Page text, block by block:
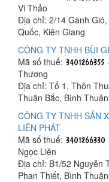
Vi Thảo
Địa chỉ: 2/14 Gành
Quốc, Kiên Giang
CÔNG TY TNHH BÙI
Mã số thuế:
Thương
Địa chỉ: Tổ 1, Thôn
Thuận Bắc, Bình Thuận
CÔNG TY TNHH SẢN
LIÊN PHÁT
Mã số thuế:
Ngọc Liên
Địa chỉ: B1/52 Nguyễn
Phan Thiết, Bình Thuận